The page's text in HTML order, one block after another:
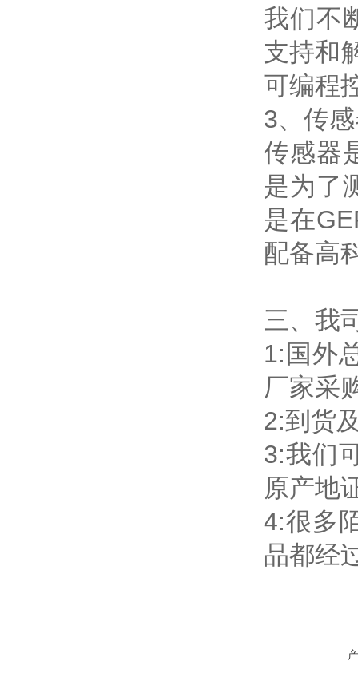
我们不
支持和
可编程
3、传
传感器
是为了
是在
配备高
三、我
1:国外
厂家采
2:到货
3:我们
原产地
4:很多
品都经